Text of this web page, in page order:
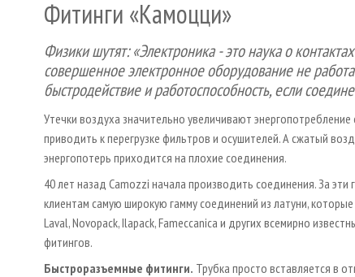
Фитинги «Камоцци»
Физики шутят: «Электроника - это наука о
совершенное электронное оборудование не
быстродействие и работоспособность, если
Утечки воздуха значительно увеличивают
приводить к перегрузке фильтров и осушителей. А сжатый
энергопотерь приходится на плохие соединения.
40 лет назад Camozzi начала производить соединения. За
клиентам самую широкую гамму соединений из латуни,
Laval, Novopack, Ilapack, Fameccanica и других всемирно
фитингов.
Быстроразъемные фитинги. Трубка просто вставляется в